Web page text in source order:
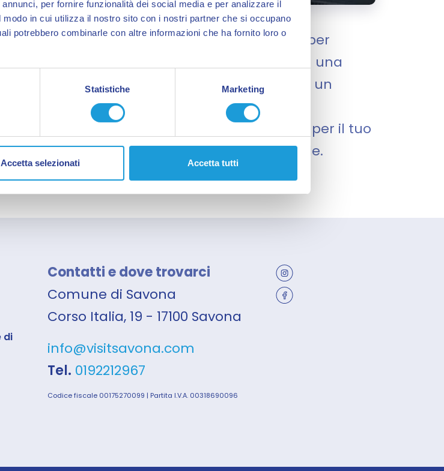
per fornire funzionalità dei social media e per analizzare il
in cui utilizza il nostro sito con i nostri partner che si occupano
potrebbero combinarle con altre informazioni che ha fornito loro o
Statistiche Marketing
Accetta selezionati Accetta tutti
Nazionale, il punto di partenza ideale per
le meraviglie della città e dintorni. Situato in una
strategica, ti offre la massima comodità per un
indimenticabile. A soli 50 metri dall'ampio
dedicato, avrai tutto lo spazio che ti serve per il tuo
il tuo soggiorno ancora più piacevole.
di essere a soli 5 minuti dalla...
di
Contatti e dove trovarci
Comune di Savona
Corso Italia, 19 - 17100 Savona
info@visitsavona.com
Tel. 0192212967
Codice fiscale 00175270099 | Partita I.V.A. 00318690096